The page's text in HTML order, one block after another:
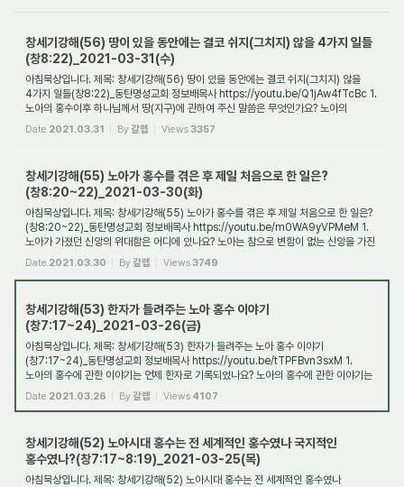
창세기강해(56) 땅이 있을 동안에는 결코 쉬지(그치지) 않을 4가지 일들
(창8:22)_2021-03-31(수)
아침묵상입니다. 제목: 창세기강해(56) 땅이 있을 동안에는 결코 쉬지(그치지) 않을
4가지 일들(창8:22)_동탄명성교회 정보배목사 https://youtu.be/Q1jAw4fTcBc 1.
노아의 홍수이후 하나님께서 땅(지구)에 관하여 주신 말씀은 무엇인가요? 노아의
홍수이후 하...
Date 2021.03.31 By갈렙 Views3357
창세기강해(55) 노아가 홍수를 겪은 후 제일 처음으로 한 일은?
(창8:20~22)_2021-03-30(화)
아침묵상입니다. 제목: 창세기강해(55) 노아가 홍수를 겪은 후 제일 처음으로 한 일은?
(창8:20~22)_동탄명성교회 정보배목사 https://youtu.be/m0WA9yVPMeM 1.
노아가 가졌던 신앙의 위대함은 어디에 있나요? 노아는 참으로 변함이 없는 신앙을 가진
사람이었...
Date 2021.03.30 By갈렙 Views3749
창세기강해(53) 한자가 들려주는 노아 홍수 이야기
(창7:17~24)_2021-03-26(금)
아침묵상입니다. 제목: 창세기강해(53) 한자가 들려주는 노아 홍수 이야기
(창7:17~24)_동탄명성교회 정보배목사 https://youtu.be/tTPFBvn3sxM 1.
노아의 홍수에 관한 이야기는 언제 한자로 기록되었나요? 노아의 홍수에 관한 이야기는
홍수를 겪은 노아와 셈...
Date 2021.03.26 By갈렙 Views 4107
창세기강해(52) 노아시대 홍수는 전 세계적인 홍수였나 국지적인
홍수였나?(창7:17~8:19)_2021-03-25(목)
아침묵상입니다. 제목: 창세기강해(52) 노아시대 홍수는 전 세계적인 홍수였나